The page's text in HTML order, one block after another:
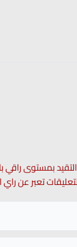
بمستوى راقي
تعبر عن